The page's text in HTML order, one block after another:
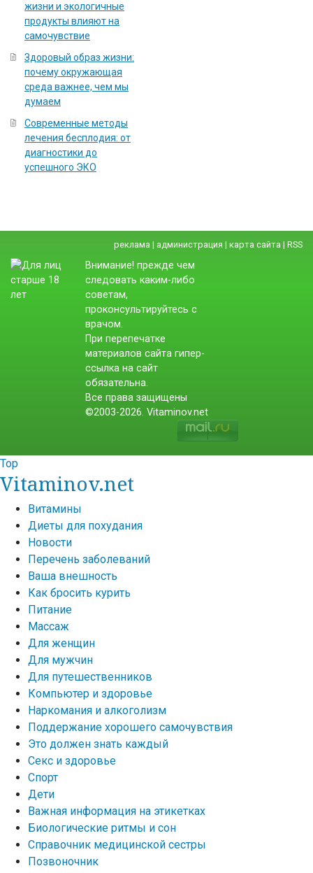
жизни и экологичные
продукты влияют на
самочувствие
Здоровый образ жизни:
почему окружающая
среда важнее, чем мы
думаем
Современные методы
лечения бесплодия: от
диагностики до
успешного ЭКО
реклама | администрация | карта сайта | RSS
Внимание! прежде чем
следовать каким-либо
советам,
проконсультируйтесь с
врачом.
При перепечатке
материалов сайта гипер-
ссылка на сайт
обязательна.
Все права защищены
©2003-2026. Vitaminov.net
Top
Vitaminov.net
Витамины
Диеты для похудания
Новости
Перечень заболеваний
Ваша внешность
Как бросить курить
Питание
Массаж
Для женщин
Для мужчин
Для путешественников
Компьютер и здоровье
Наркомания и алкоголизм
Поддержание хорошего самочувствия
Это должен знать каждый
Секс и здоровье
Спорт
Дети
Важная информация на этикетках
Биологические ритмы и сон
Справочник медицинской сестры
Позвоночник